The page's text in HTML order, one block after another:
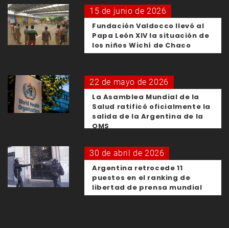
15 de junio de 2026
Fundación Valdocco llevó al
Papa León XIV la situación de
los niños Wichí de Chaco
22 de mayo de 2026
La Asamblea Mundial de la
Salud ratificó oficialmente la
salida de la Argentina de la
OMS
30 de abril de 2026
Argentina retrocede 11
puestos en el ranking de
libertad de prensa mundial